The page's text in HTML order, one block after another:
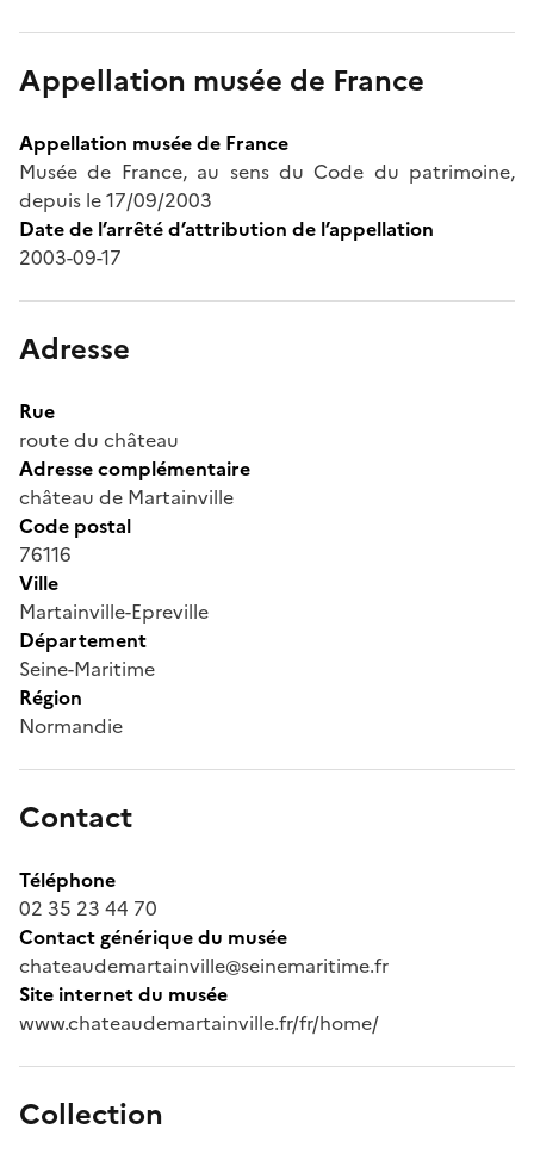
Appellation musée de France
Appellation musée de France
Musée de France, au sens du Code du patrimoine,
depuis le 17/09/2003
Date de l’arrêté d’attribution de l’appellation
2003-09-17
Adresse
Rue
route du château
Adresse complémentaire
château de Martainville
Code postal
76116
Ville
Martainville-Epreville
Département
Seine-Maritime
Région
Normandie
Contact
Téléphone
02 35 23 44 70
Contact générique du musée
chateaudemartainville@seinemaritime.fr
Site internet du musée
www.chateaudemartainville.fr/fr/home/
Collection